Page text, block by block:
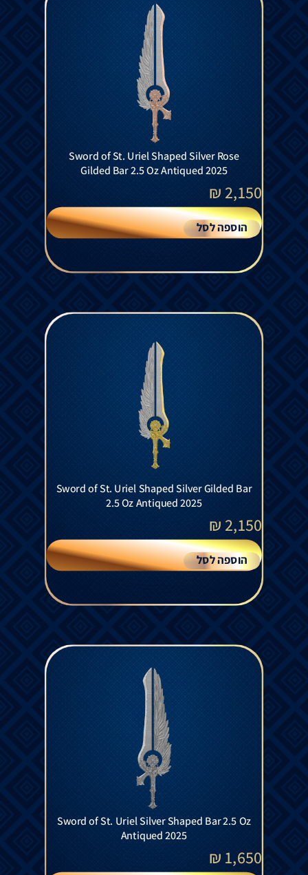
Sword of St. Uriel Shaped Silver Rose
Gilded Bar 2.5 Oz Antiqued 2025
2,150
₪
הוספה לסל
Sword of St. Uriel Shaped Silver Gilded Bar
2.5 Oz Antiqued 2025
2,150
₪
הוספה לסל
Sword of St. Uriel Silver Shaped Bar 2.5 Oz
Antiqued 2025
1,650
₪